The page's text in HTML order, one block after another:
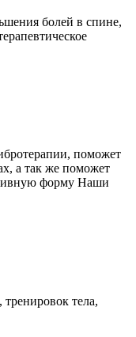
болей в спине,
поможет
а так же поможет
форму Наши
тела,